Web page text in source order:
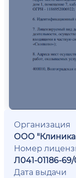
Организация
ООО
Номер
Л041-01186-
Дата выдачи